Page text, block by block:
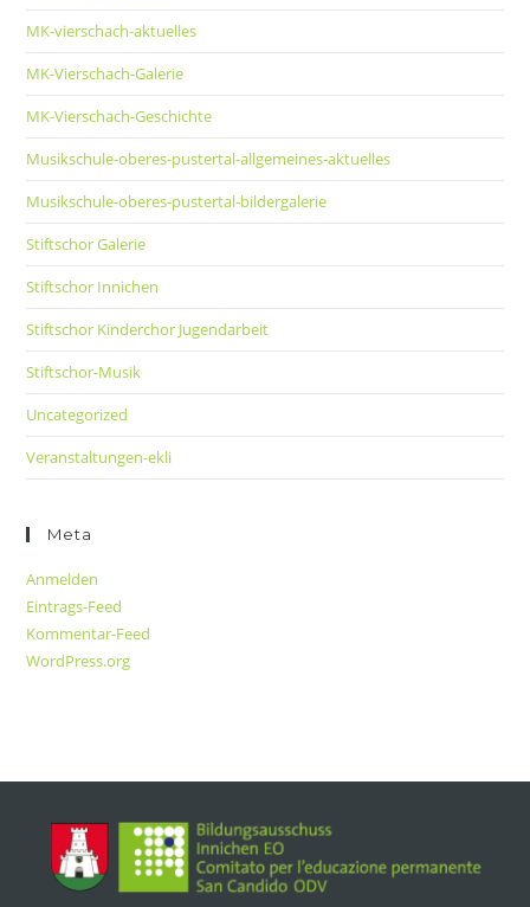
MK-vierschach-aktuelles
MK-Vierschach-Galerie
MK-Vierschach-Geschichte
Musikschule-oberes-pustertal-allgemeines-aktuelles
Musikschule-oberes-pustertal-bildergalerie
Stiftschor Galerie
Stiftschor Innichen
Stiftschor Kinderchor Jugendarbeit
Stiftschor-Musik
Uncategorized
Veranstaltungen-ekli
Meta
Anmelden
Eintrags-Feed
Kommentar-Feed
WordPress.org